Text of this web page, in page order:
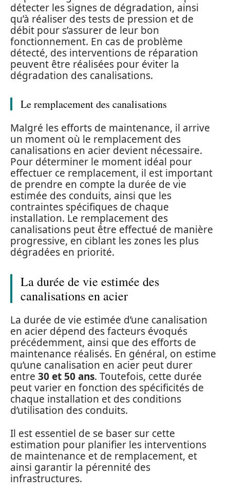
détecter les signes de dégradation, ainsi
qu’à réaliser des tests de pression et de
débit pour s’assurer de leur bon
fonctionnement. En cas de problème
détecté, des interventions de réparation
peuvent être réalisées pour éviter la
dégradation des canalisations.
Le remplacement des canalisations
Malgré les efforts de maintenance, il arrive
un moment où le remplacement des
canalisations en acier devient nécessaire.
Pour déterminer le moment idéal pour
effectuer ce remplacement, il est important
de prendre en compte la durée de vie
estimée des conduits, ainsi que les
contraintes spécifiques de chaque
installation. Le remplacement des
canalisations peut être effectué de manière
progressive, en ciblant les zones les plus
dégradées en priorité.
La durée de vie estimée des
canalisations en acier
La durée de vie estimée d’une canalisation
en acier dépend des facteurs évoqués
précédemment, ainsi que des efforts de
maintenance réalisés. En général, on estime
qu’une canalisation en acier peut durer
entre 30 et 50 ans. Toutefois, cette durée
peut varier en fonction des spécificités de
chaque installation et des conditions
d’utilisation des conduits.
Il est essentiel de se baser sur cette
estimation pour planifier les interventions
de maintenance et de remplacement, et
ainsi garantir la pérennité des
infrastructures.